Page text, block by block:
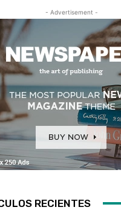
- Advertisement -
RECIENTES